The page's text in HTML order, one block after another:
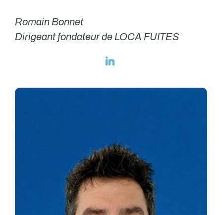
Romain Bonnet
Dirigeant fondateur de LOCA FUITES